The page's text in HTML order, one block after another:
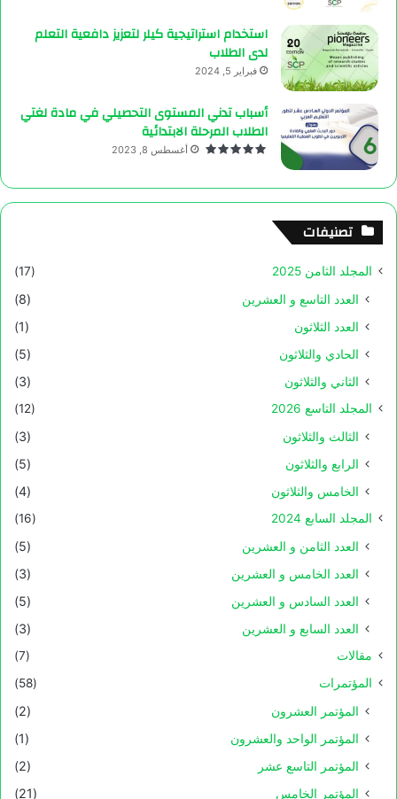
استخدام استراتيجية كيلر لتعزيز دافعية التعلم
لدى الطلاب
فبراير 5, 2024
أسباب تدني المستوى التحصيلي في مادة لغتي
الطلاب المرحلة الابتدائية
أغسطس 8, 2023
تصنيفات
المجلد الثامن 2025 (17)
العدد التاسع و العشرين
(8)
العدد الثلاثون
(1)
الحادي والثلاثون
(5)
الثاني والثلاثون
(3)
المجلد التاسع 2026 (12)
الثالث والثلاثون
(3)
الرابع والثلاثون
(5)
الخامس والثلاثون
(4)
المجلد السابع 2024 (16)
العدد الثامن و العشرين
(5)
العدد الخامس و العشرين
(3)
العدد السادس و العشرين
(5)
العدد السابع و العشرين
(3)
مقالات
(7)
المؤتمرات
(58)
المؤتمر العشرون
(2)
المؤتمر الواحد والعشرون
(1)
المؤتمر التاسع عشر
(2)
المؤتمر الخامس
(21)